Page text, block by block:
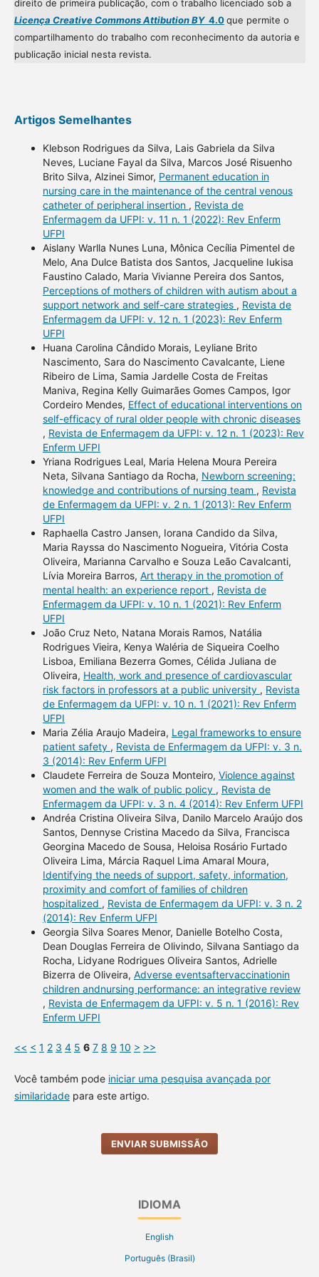
direito de primeira publicação, com o trabalho licenciado sob a
Licença Creative Commons Attibution BY4.0que permite o
compartilhamento do trabalho com reconhecimento da autoria e
publicação inicial nesta revista.
Artigos Semelhantes
Klebson Rodrigues da Silva, Lais Gabriela da Silva
Neves, Luciane Fayal da Silva, Marcos José Risuenho
Brito Silva, Alzinei Simor, Permanent education in
nursing care in the maintenance of the central venous
catheter of peripheral insertion , Revista de
Enfermagem da UFPI: v. 11 n. 1 (2022): Rev Enferm
UFPI
Aislany Warlla Nunes Luna, Mônica Cecília Pimentel de
Melo, Ana Dulce Batista dos Santos, Jacqueline Iukisa
Faustino Calado, Maria Vivianne Pereira dos Santos,
Perceptions of mothers of children with autism about a
support network and self-care strategies , Revista de
Enfermagem da UFPI: v. 12 n. 1 (2023): Rev Enferm
UFPI
Huana Carolina Cândido Morais, Leyliane Brito
Nascimento, Sara do Nascimento Cavalcante, Liene
Ribeiro de Lima, Samia Jardelle Costa de Freitas
Maniva, Regina Kelly Guimarães Gomes Campos, Igor
Cordeiro Mendes, Effect of educational interventions on
self-efficacy of rural older people with chronic diseases
, Revista de Enfermagem da UFPI: v. 12 n. 1 (2023): Rev
Enferm UFPI
Yriana Rodrigues Leal, Maria Helena Moura Pereira
Neta, Silvana Santiago da Rocha, Newborn screening:
knowledge and contributions of nursing team , Revista
de Enfermagem da UFPI: v. 2 n. 1 (2013): Rev Enferm
UFPI
Raphaella Castro Jansen, Iorana Candido da Silva,
Maria Rayssa do Nascimento Nogueira, Vitória Costa
Oliveira, Marianna Carvalho e Souza Leão Cavalcanti,
Lívia Moreira Barros, Art therapy in the promotion of
mental health: an experience report , Revista de
Enfermagem da UFPI: v. 10 n. 1 (2021): Rev Enferm
UFPI
João Cruz Neto, Natana Morais Ramos, Natália
Rodrigues Vieira, Kenya Waléria de Siqueira Coelho
Lisboa, Emiliana Bezerra Gomes, Célida Juliana de
Oliveira, Health, work and presence of cardiovascular
risk factors in professors at a public university , Revista
de Enfermagem da UFPI: v. 10 n. 1 (2021): Rev Enferm
UFPI
Maria Zélia Araujo Madeira, Legal frameworks to ensure
patient safety , Revista de Enfermagem da UFPI: v. 3 n.
3 (2014): Rev Enferm UFPI
Claudete Ferreira de Souza Monteiro, Violence against
women and the walk of public policy , Revista de
Enfermagem da UFPI: v. 3 n. 4 (2014): Rev Enferm UFPI
Andréa Cristina Oliveira Silva, Danilo Marcelo Araújo dos
Santos, Dennyse Cristina Macedo da Silva, Francisca
Georgina Macedo de Sousa, Heloisa Rosário Furtado
Oliveira Lima, Márcia Raquel Lima Amaral Moura,
Identifying the needs of support, safety, information,
proximity and comfort of families of children
hospitalized , Revista de Enfermagem da UFPI: v. 3 n. 2
(2014): Rev Enferm UFPI
Georgia Silva Soares Menor, Danielle Botelho Costa,
Dean Douglas Ferreira de Olivindo, Silvana Santiago da
Rocha, Lidyane Rodrigues Oliveira Santos, Adrielle
Bizerra de Oliveira, Adverse eventsaftervaccinationin
children andnursing performance: an integrative review
, Revista de Enfermagem da UFPI: v. 5 n. 1 (2016): Rev
Enferm UFPI
<< < 1 2 3 4 5 6 7 8 9 10 > >>
Você também pode iniciar uma pesquisa avançada por
similaridadepara este artigo.
ENVIAR SUBMISSÃO
IDIOMA
English
Português (Brasil)